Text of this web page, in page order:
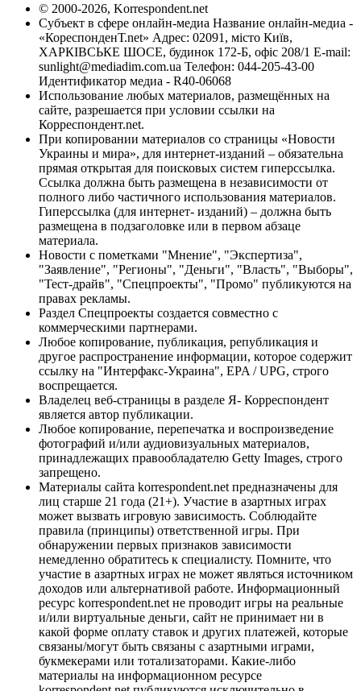
© 2000-2026, Korrespondent.net
Субъект в сфере онлайн-медиа Название онлайн-медиа -
«КореспонденТ.net» Адрес: 02091, місто Київ,
ХАРКІВСЬКЕ ШОСЕ, будинок 172-Б, офіс 208/1 E-mail:
sunlight@mediadim.com.ua Телефон: 044-205-43-00
Идентификатор медиа - R40-06068
Использование любых материалов, размещённых на
сайте, разрешается при условии ссылки на
Корреспондент.net.
При копировании материалов со страницы «Новости
Украины и мира», для интернет-изданий – обязательна
прямая открытая для поисковых систем гиперссылка.
Ссылка должна быть размещена в независимости от
полного либо частичного использования материалов.
Гиперссылка (для интернет- изданий) – должна быть
размещена в подзаголовке или в первом абзаце
материала.
Новости с пометками "Мнение", "Экспертиза",
"Заявление", "Регионы", "Деньги", "Власть", "Выборы",
"Тест-драйв", "Спецпроекты", "Промо" публикуются на
правах рекламы.
Раздел Спецпроекты создается совместно с
коммерческими партнерами.
Любое копирование, публикация, републикация и
другое распространение информации, которое содержит
ссылку на "Интерфакс-Украина", EPA / UPG, строго
воспрещается.
Владелец веб-страницы в разделе Я- Корреспондент
является автор публикации.
Любое копирование, перепечатка и воспроизведение
фотографий и/или аудиовизуальных материалов,
принадлежащих правообладателю Getty Images, строго
запрещено.
Материалы сайта korrespondent.net предназначены для
лиц старше 21 года (21+). Участие в азартных играх
может вызвать игровую зависимость. Соблюдайте
правила (принципы) ответственной игры. При
обнаружении первых признаков зависимости
немедленно обратитесь к специалисту. Помните, что
участие в азартных играх не может являться источником
доходов или альтернативой работе. Информационный
ресурс korrespondent.net не проводит игры на реальные
и/или виртуальные деньги, сайт не принимает ни в
какой форме оплату ставок и других платежей, которые
связаны/могут быть связаны с азартными играми,
букмекерами или тотализаторами. Какие-либо
материалы на информационном ресурсе